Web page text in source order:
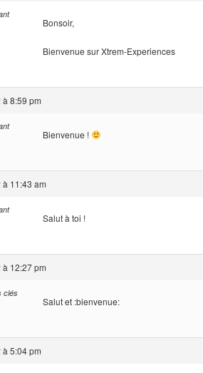
Bonsoir,
Bienvenue sur Xtrem-Experiences
8:59 pm
Bienvenue !
11:43 am
Salut à toi !
12:27 pm
clés
Salut et :bienvenue:
5:04 pm